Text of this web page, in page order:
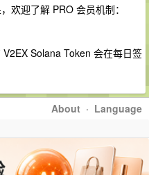
欢迎了解 PRO 会员机制：
Solana Token 会在每日签
About · Language